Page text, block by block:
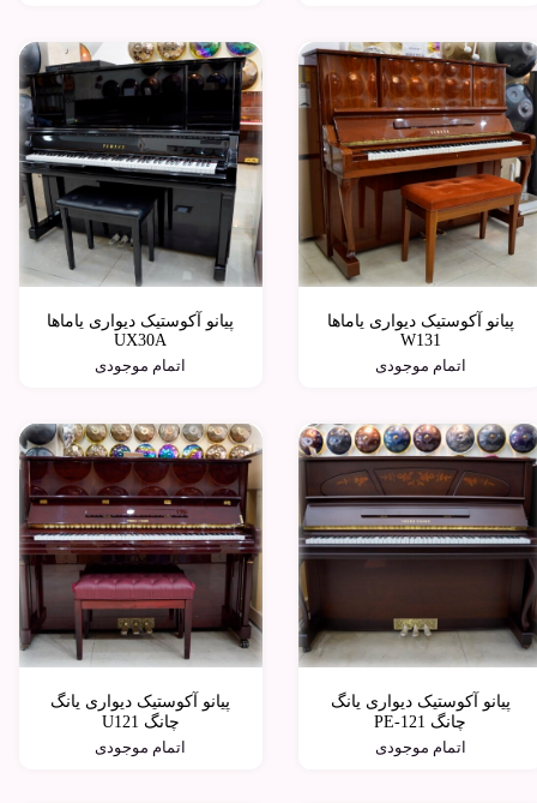
پیانو آکوستیک دیواری یاماها
W131
اتمام موجودی
پیانو آکوستیک دیواری یاماها
UX30A
اتمام موجودی
پیانو آکوستیک دیواری یانگ
چانگ PE-121
اتمام موجودی
پیانو آکوستیک دیواری یانگ
چانگ U121
اتمام موجودی